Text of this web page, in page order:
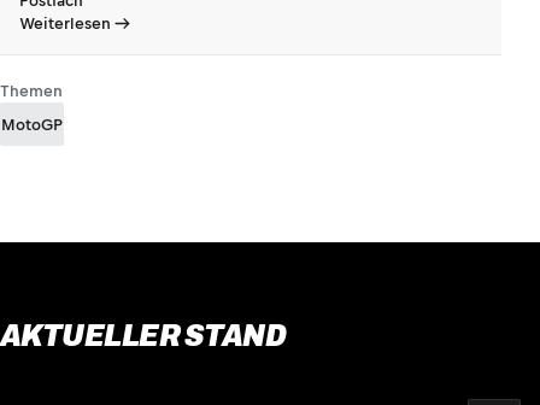
Weiterlesen
Themen
MotoGP
AKTUELLER STAND